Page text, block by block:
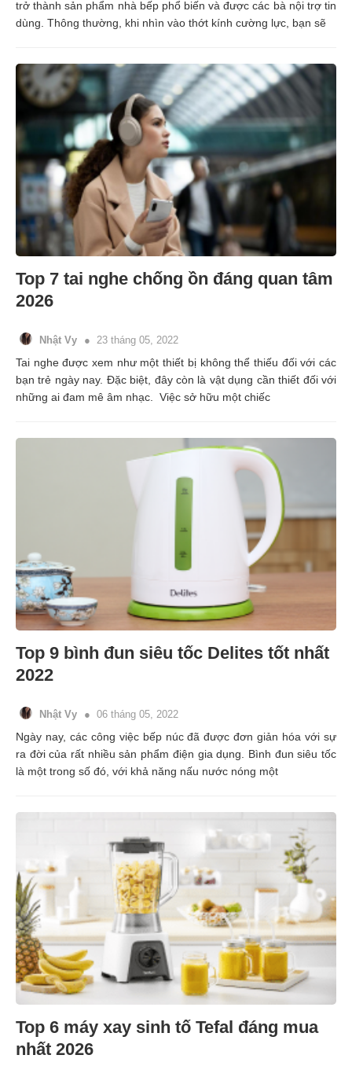
trở thành sản phẩm nhà bếp phổ biến và được các bà nội trợ tin
dùng. Thông thường, khi nhìn vào thớt kính cường lực, bạn sẽ
Top 7 tai nghe chống ồn đáng quan tâm
2026
Nhật Vy 23 tháng 05, 2022
Tai nghe được xem như một thiết bị không thể thiếu đối với các
bạn trẻ ngày nay. Đặc biệt, đây còn là vật dụng cần thiết đối với
những ai đam mê âm nhạc. Việc sở hữu một chiếc
Top 9 bình đun siêu tốc Delites tốt nhất
2022
Nhật Vy 06 tháng 05, 2022
Ngày nay, các công việc bếp núc đã được đơn giản hóa với sự
ra đời của rất nhiều sản phẩm điện gia dụng. Bình đun siêu tốc
là một trong số đó, với khả năng nấu nước nóng một
Top 6 máy xay sinh tố Tefal đáng mua
nhất 2026